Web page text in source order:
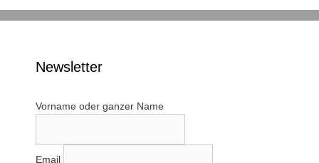
Newsletter
Vorname oder ganzer Name
Email